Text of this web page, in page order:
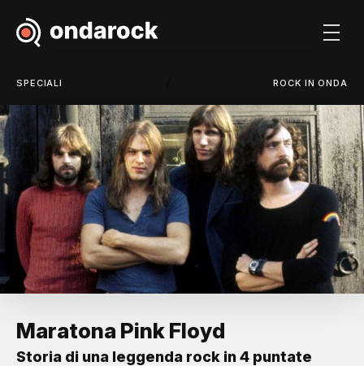
SPECIALI ROCK IN ONDA
Maratona Pink Floyd
Storia di una leggenda rock in 4 puntate